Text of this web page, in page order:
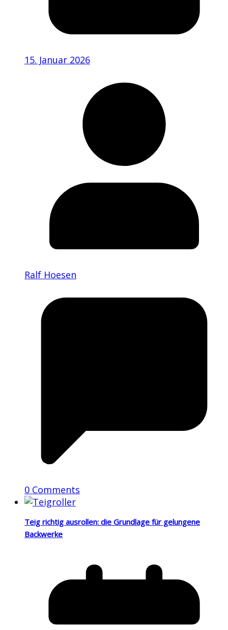
15. Januar 2026
Ralf Hoesen
0 Comments
Teig richtig ausrollen: die Grundlage für gelungene
Backwerke